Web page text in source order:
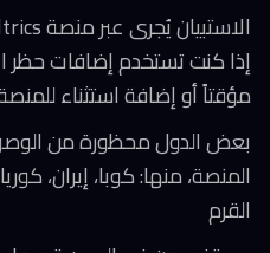
إذا كنت تستخدم إضافات حظر
مؤقتاً أو إضافة استثناء
المنصة، منها: كوبا، إيران،
القرم